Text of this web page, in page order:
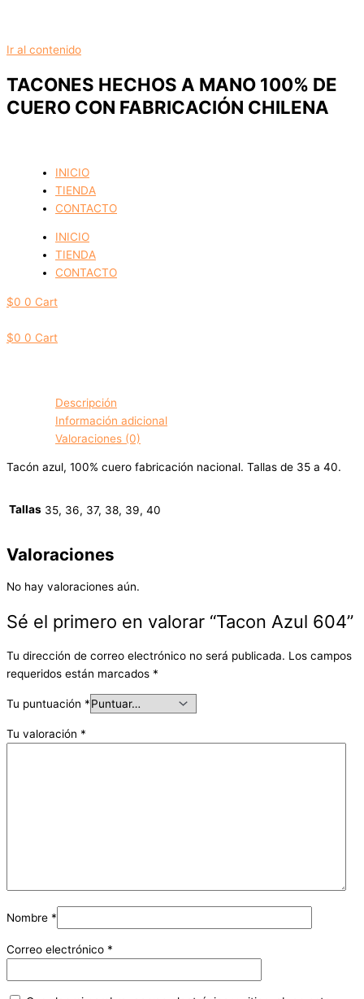
Ir al contenido
TACONES HECHOS A MANO 100% DE
CUERO CON FABRICACIÓN CHILENA
INICIO
TIENDA
CONTACTO
INICIO
TIENDA
CONTACTO
$0 0 Cart
$0 0 Cart
Descripción
Información adicional
Valoraciones (0)
Tacón azul, 100% cuero fabricación nacional. Tallas de 35 a 40.
Tallas 35, 36, 37, 38, 39, 40
Valoraciones
No hay valoraciones aún.
Sé el primero en valorar “Tacon Azul 604”
Tu dirección de correo electrónico no será publicada. Los campos
requeridos están marcados *
Tu puntuación *
Tu valoración *
Nombre *
Correo electrónico *